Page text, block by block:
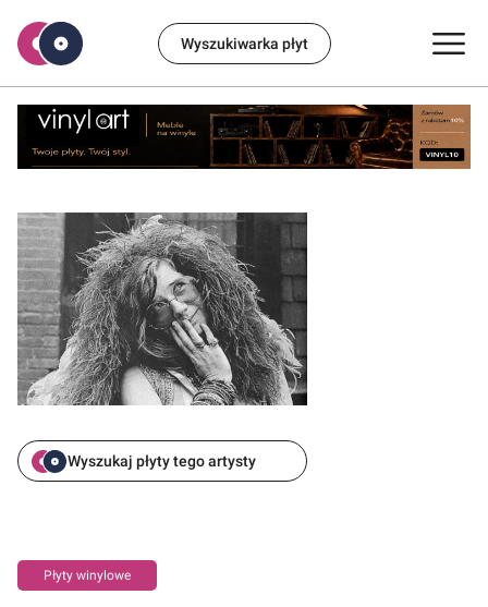
Wyszukiwarka płyt
Wyszukaj płyty tego artysty
Płyty winylowe